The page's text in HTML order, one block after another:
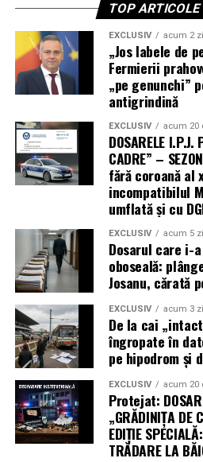
TOP
EXCLUSIV acum 2
„Jos labele de
Fermierii
„pe genunchi”
antigrindină
EXCLUSIV acum 20
DOSARELE
CADRE” –
fără coroană al
incompatibilul
umflată și cu
EXCLUSIV acum 5
Dosarul care i-
oboseală:
Josanu, cărată
EXCLUSIV acum 3
De la cai
îngropate în
pe hipodrom și
EXCLUSIV acum 20
Protejat:
„GRĂDINIȚA DE
EDIȚIE
TRĂDARE LA